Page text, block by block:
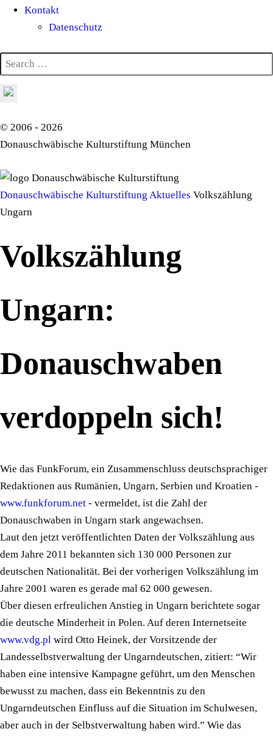
Kontakt
Datenschutz
© 2006 - 2026
Donauschwäbische Kulturstiftung München
Donauschwäbische Kulturstiftung
Donauschwäbische Kulturstiftung Aktuelles Volkszählung
Ungarn
Volkszählung
Ungarn:
Donauschwaben
verdoppeln sich!
Wie das FunkForum, ein Zusammenschluss deutschsprachiger
Redaktionen aus Rumänien, Ungarn, Serbien und Kroatien -
www.funkforum.net - vermeldet, ist die Zahl der
Donauschwaben in Ungarn stark angewachsen.
Laut den jetzt veröffentlichten Daten der Volkszählung aus
dem Jahre 2011 bekannten sich 130 000 Personen zur
deutschen Nationalität. Bei der vorherigen Volkszählung im
Jahre 2001 waren es gerade mal 62 000 gewesen.
Über diesen erfreulichen Anstieg in Ungarn berichtete sogar
die deutsche Minderheit in Polen. Auf deren Internetseite
www.vdg.pl wird Otto Heinek, der Vorsitzende der
Landesselbstverwaltung der Ungarndeutschen, zitiert: “Wir
haben eine intensive Kampagne geführt, um den Menschen
bewusst zu machen, dass ein Bekenntnis zu den
Ungarndeutschen Einfluss auf die Situation im Schulwesen,
aber auch in der Selbstverwaltung haben wird.” Wie das